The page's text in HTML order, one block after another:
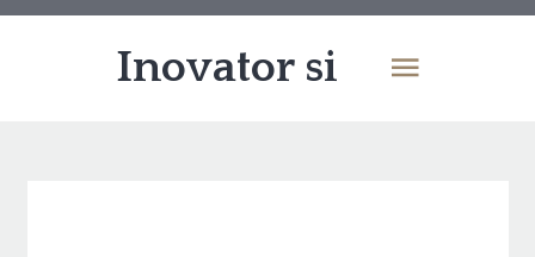
Inovator si